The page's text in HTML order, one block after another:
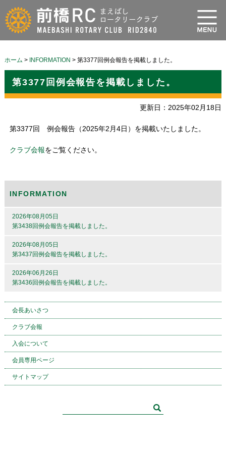
ホーム > INFORMATION > 第3377回例会報告を掲載しました。
第3377回例会報告を掲載しました。
更新日：2025年02月18日
第3377回 例会報告（2025年2月4日）を掲載いたしました。
クラブ会報をご覧ください。
INFORMATION
2026年08月05日
第3438回例会報告を掲載しました。
2026年08月05日
第3437回例会報告を掲載しました。
2026年06月26日
第3436回例会報告を掲載しました。
会長あいさつ
クラブ会報
入会について
会員専用ページ
サイトマップ